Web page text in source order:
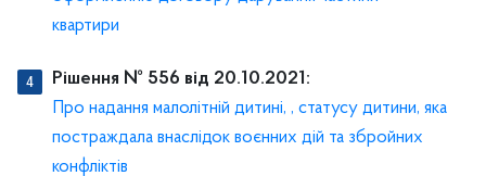
квартири
Рішення № 556 від 20.10.2021:
Про надання малолітній дитині, , статусу дитини, яка
постраждала внаслідок воєнних дій та збройних
конфліктів